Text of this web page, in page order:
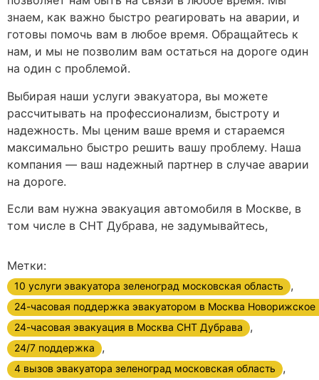
знаем, как важно быстро реагировать на аварии, и
готовы помочь вам в любое время. Обращайтесь к
нам, и мы не позволим вам остаться на дороге один
на один с проблемой.
Выбирая наши услуги эвакуатора, вы можете
рассчитывать на профессионализм, быстроту и
надежность. Мы ценим ваше время и стараемся
максимально быстро решить вашу проблему. Наша
компания — ваш надежный партнер в случае аварии
на дороге.
Если вам нужна эвакуация автомобиля в Москве, в
том числе в СНТ Дубрава, не задумывайтесь,
Метки:
10 услуги эвакуатора зеленоград московская область ,
24-часовая поддержка эвакуатором в Москва Новорижское
24-часовая эвакуация в Москва СНТ Дубрава
,
24/7 поддержка ,
4 вызов эвакуатора зеленоград московская область ,